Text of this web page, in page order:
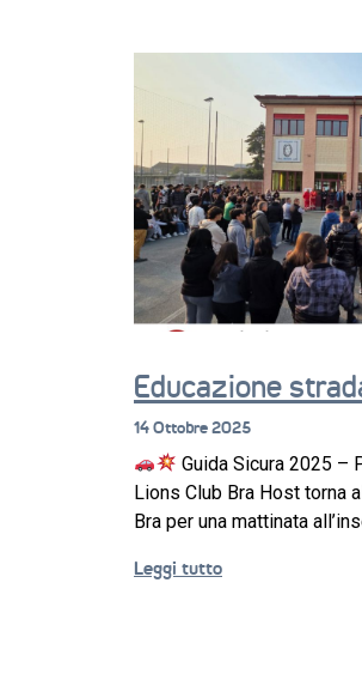
Educazione
14 Ottobre 2025
Guida Sicura 2025 –
Lions Club Bra Host torna
Bra per una mattinata
Leggi tutto